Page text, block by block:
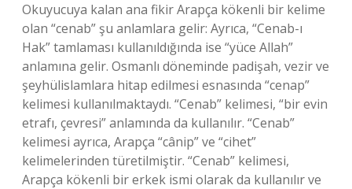
Okuyucuya kalan ana fikir Arapça kökenli bir kelime
olan “cenab” şu anlamlara gelir: Ayrıca, “Cenab-ı
Hak” tamlaması kullanıldığında ise “yüce Allah”
anlamına gelir. Osmanlı döneminde padişah, vezir ve
şeyhülislamlara hitap edilmesi esnasında “cenap”
kelimesi kullanılmaktaydı. “Cenab” kelimesi, “bir evin
etrafı, çevresi” anlamında da kullanılır. “Cenab”
kelimesi ayrıca, Arapça “cânip” ve “cihet”
kelimelerinden türetilmiştir. “Cenab” kelimesi,
Arapça kökenli bir erkek ismi olarak da kullanılır ve